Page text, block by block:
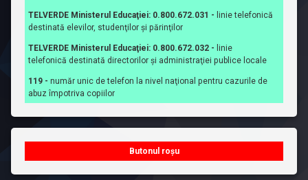
TELVERDE Ministerul Educaţiei: 0.800.672.031 - linie telefonică
destinată elevilor, studenţilor şi părinţilor
TELVERDE Ministerul Educaţiei: 0.800.672.032 - linie
telefonică destinată directorilor şi administraţiei publice locale
119 - număr unic de telefon la nivel naţional pentru cazurile de
abuz împotriva copiilor
Butonul roșu